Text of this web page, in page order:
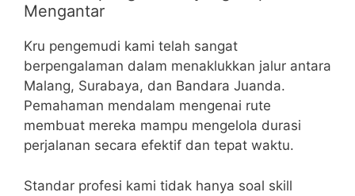
Mengantar
Kru pengemudi kami telah sangat
berpengalaman dalam menaklukkan jalur antara
Malang, Surabaya, dan Bandara Juanda.
Pemahaman mendalam mengenai rute
membuat mereka mampu mengelola durasi
perjalanan secara efektif dan tepat waktu.
Standar profesi kami tidak hanya soal skill